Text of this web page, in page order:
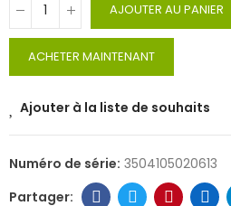
AJOUTER AU PANIER
ACHETER MAINTENANT
Ajouter à la liste de souhaits
Numéro de série: 3504105020613